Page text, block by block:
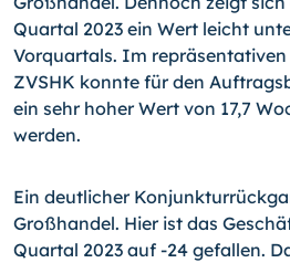
Quartal 2023 ein Wert leicht
Vorquartals. Im
ZVSHK konnte für den
ein sehr hoher Wert von 17,7
werden.
Ein deutlicher
Großhandel. Hier ist das
Quartal 2023 auf -24 gefallen.